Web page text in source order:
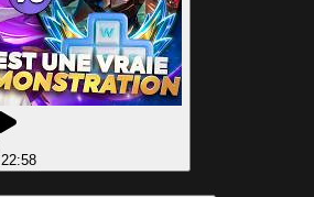
22:58